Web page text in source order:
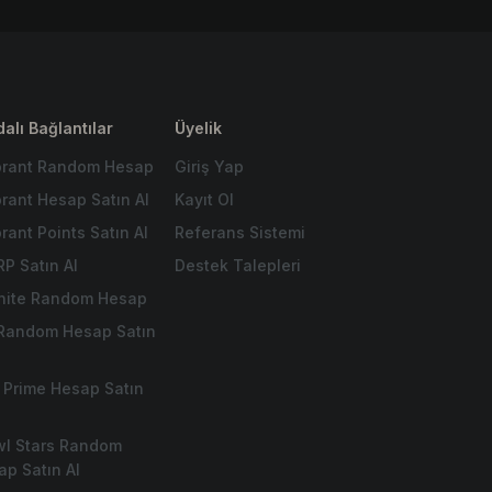
Bağlantılar
Random Hesap
Hesap Satın Al
Points Satın Al
Satın Al
Random Hesap
Hesap Satın
Prime Hesap Satın
Stars Random
Satın Al
Üyelik
Giriş Yap
Kayıt Ol
Referans Sistemi
Destek Talepleri